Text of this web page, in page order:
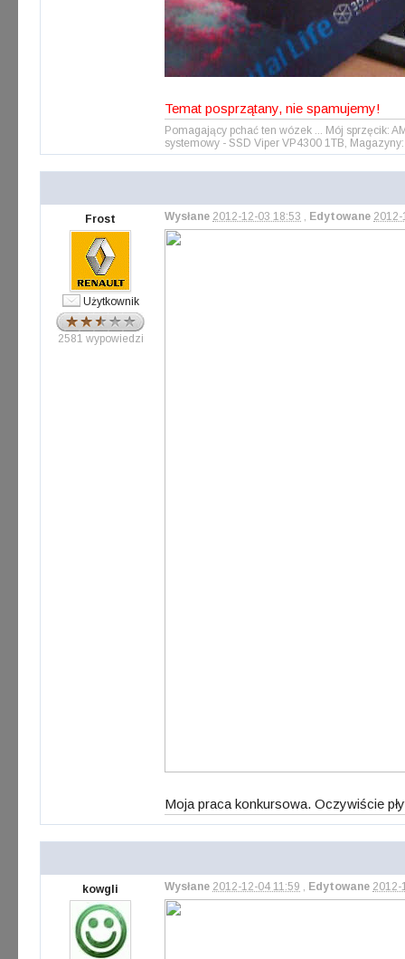
Temat posprzątany, nie spamujemy!
Pomagający pchać ten wózek ... Mój sprzęcik:
systemowy - SSD Viper VP4300 1TB,
Frost
Użytkownik
2581 wypowiedzi
Wysłane 2012-12-03 18:53 , Edytowane
Moja praca konkursowa. Oczywiście
kowgli Wysłane 2012-12-04 11:59 , Edytowane 2012-